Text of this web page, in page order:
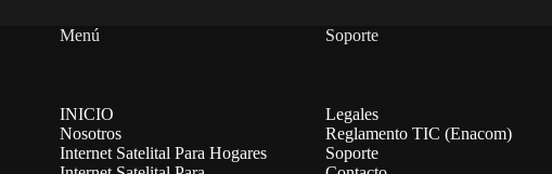
Menú
INICIO
Nosotros
Internet Satelital Para Hogares
Soporte
Legales
Reglamento TIC (Enacom)
Soporte